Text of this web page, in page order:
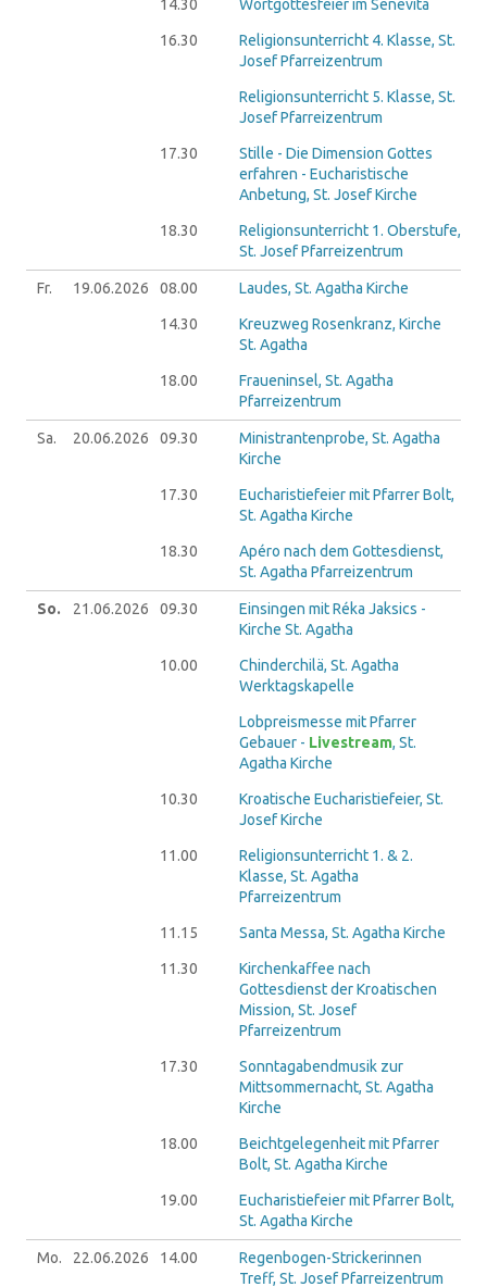
14.30 Wortgottesfeier im Senevita
16.30
Religionsunterricht 4. Klasse, St.
Josef Pfarreizentrum
Religionsunterricht 5. Klasse, St.
Josef Pfarreizentrum
17.30
Stille - Die Dimension Gottes
erfahren - Eucharistische
Anbetung, St. Josef Kirche
18.30
Religionsunterricht 1. Oberstufe,
St. Josef Pfarreizentrum
Fr. 19.06.2026 08.00 Laudes, St. Agatha Kirche
14.30
Kreuzweg Rosenkranz, Kirche
St. Agatha
18.00
Fraueninsel, St. Agatha
Pfarreizentrum
Sa. 20.06.2026 09.30
Ministrantenprobe, St. Agatha
Kirche
17.30
Eucharistiefeier mit Pfarrer Bolt,
St. Agatha Kirche
18.30
Apéro nach dem Gottesdienst,
St. Agatha Pfarreizentrum
So. 21.06.2026 09.30
Einsingen mit Réka Jaksics -
Kirche St. Agatha
10.00
Chinderchilä, St. Agatha
Werktagskapelle
Lobpreismesse mit Pfarrer
Gebauer - Livestream, St.
Agatha Kirche
10.30
Kroatische Eucharistiefeier, St.
Josef Kirche
11.00
Religionsunterricht 1. & 2.
Klasse, St. Agatha
Pfarreizentrum
11.15 Santa Messa, St. Agatha Kirche
11.30
Kirchenkaffee nach
Gottesdienst der Kroatischen
Mission, St. Josef
Pfarreizentrum
17.30
Sonntagabendmusik zur
Mittsommernacht, St. Agatha
Kirche
18.00
Beichtgelegenheit mit Pfarrer
Bolt, St. Agatha Kirche
19.00
Eucharistiefeier mit Pfarrer Bolt,
St. Agatha Kirche
Mo. 22.06.2026 14.00
Regenbogen-Strickerinnen
Treff, St. Josef Pfarreizentrum